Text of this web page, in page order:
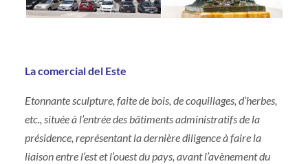
La comercial del Este
Etonnante sculpture, faite de bois, de coquillages, d’herbes,
etc., située à l’entrée des bâtiments administratifs de la
présidence, représentant la dernière diligence à faire la
liaison entre l’est et l’ouest du pays, avant l’avènement du